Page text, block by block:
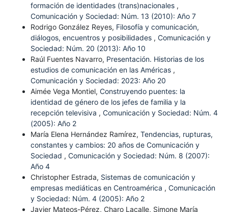
formación de identidades (trans)nacionales ,
Comunicación y Sociedad: Núm. 13 (2010): Año 7
Rodrigo González Reyes, Filosofía y comunicación,
diálogos, encuentros y posibilidades , Comunicación y
Sociedad: Núm. 20 (2013): Año 10
Raúl Fuentes Navarro, Presentación. Historias de los
estudios de comunicación en las Américas ,
Comunicación y Sociedad: 2023: Año 20
Aimée Vega Montiel, Construyendo puentes: la
identidad de género de los jefes de familia y la
recepción televisiva , Comunicación y Sociedad: Núm. 4
(2005): Año 2
María Elena Hernández Ramírez, Tendencias, rupturas,
constantes y cambios: 20 años de Comunicación y
Sociedad , Comunicación y Sociedad: Núm. 8 (2007):
Año 4
Christopher Estrada, Sistemas de comunicación y
empresas mediáticas en Centroamérica , Comunicación
y Sociedad: Núm. 4 (2005): Año 2
Javier Mateos-Pérez, Charo Lacalle, Simone María